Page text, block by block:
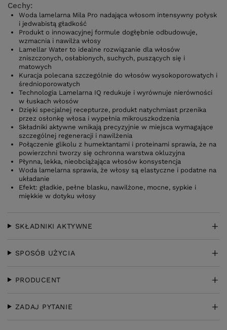
Cechy:
Woda lamelarna Mila Pro nadająca włosom intensywny połysk
i jedwabistą gładkość
Produkt o innowacyjnej formule dogłębnie odbudowuje,
wzmacnia i nawilża włosy
Lamellar Water to idealne rozwiązanie dla włosów
zniszczonych, osłabionych, suchych, puszących się i
matowych
Kuracja polecana szczególnie do włosów wysokoporowatych i
średnioporowatych
Technologia Lamelarna IQ redukuje i wyrównuje nierówności
w łuskach włosów
Dzięki specjalnej recepturze, produkt natychmiast przenika
przez osłonkę włosa i wypełnia mikrouszkodzenia
Składniki aktywne wnikają precyzyjnie w miejsca wymagające
szczególnej regeneracji i nawilżenia
Połączenie glikolu z humektantami i proteinami sprawia, że na
powierzchni tworzy się ochronna warstwa okluzyjna
Płynna, lekka, nieobciążająca włosów konsystencja
Woda lamelarna sprawia, że włosy są elastyczne i podatne na
układanie
Efekt: gładkie, pełne blasku, nawilżone, mocne, sypkie i
miękkie w dotyku włosy
SKŁADNIKI AKTYWNE
SPOSÓB UŻYCIA
PRODUCENT
ZADAJ PYTANIE